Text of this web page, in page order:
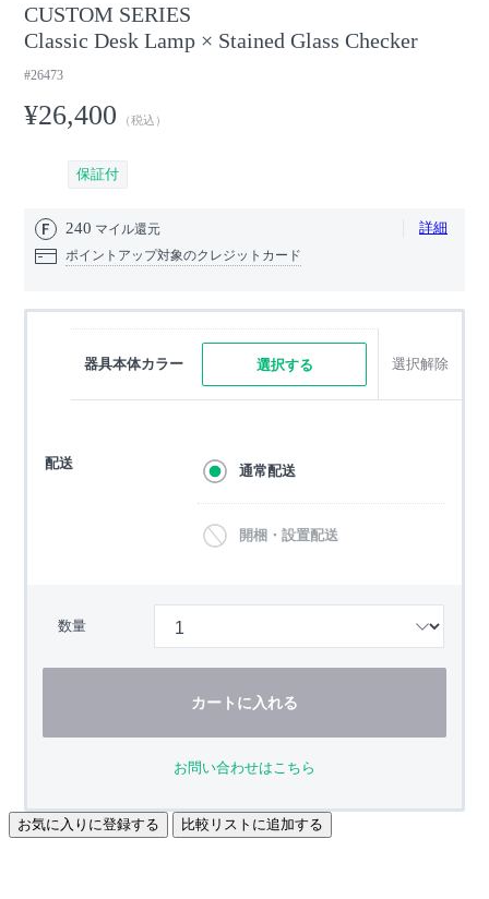
CUSTOM SERIES
Classic Desk Lamp × Stained Glass Checker
#26473
¥26,400 （税込）
保証付
240 マイル還元 詳細
ポイントアップ対象のクレジットカード
器具本体カラー 選択する 選択解除
配送 通常配送
開梱・設置配送
数量
カートに入れる
お問い合わせはこちら
お気に入りに登録する 比較リストに追加する